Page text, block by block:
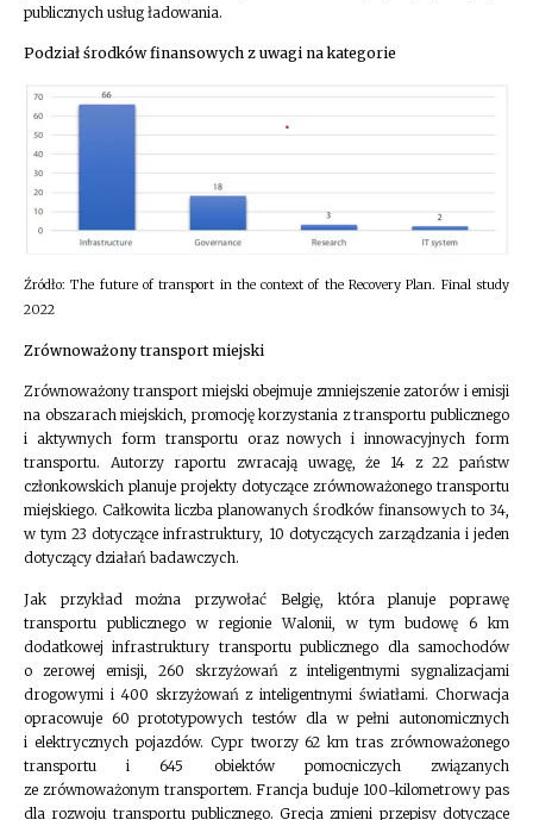
publicznych usług ładowania.
Podział środków finansowych z uwagi na kategorie
Źródło: The future of transport in the context of the Recovery Plan. Final study
2022
Zrównoważony transport miejski
Zrównoważony transport miejski obejmuje zmniejszenie zatorów i emisji
na obszarach miejskich, promocję korzystania z transportu publicznego
i aktywnych form transportu oraz nowych i innowacyjnych form
transportu. Autorzy raportu zwracają uwagę, że 14 z 22 państw
członkowskich planuje projekty dotyczące zrównoważonego transportu
miejskiego. Całkowita liczba planowanych środków finansowych to 34,
w tym 23 dotyczące infrastruktury, 10 dotyczących zarządzania i jeden
dotyczący działań badawczych.
Jak przykład można przywołać Belgię, która planuje poprawę
transportu publicznego w regionie Walonii, w tym budowę 6 km
dodatkowej infrastruktury transportu publicznego dla samochodów
o zerowej emisji, 260 skrzyżowań z inteligentnymi sygnalizacjami
drogowymi i 400 skrzyżowań z inteligentnymi światłami. Chorwacja
opracowuje 60 prototypowych testów dla w pełni autonomicznych
i elektrycznych pojazdów. Cypr tworzy 62 km tras zrównoważonego
transportu i 645 obiektów pomocniczych związanych
ze zrównoważonym transportem. Francja buduje 100-kilometrowy pas
dla rozwoju transportu publicznego. Grecja zmieni przepisy dotyczące